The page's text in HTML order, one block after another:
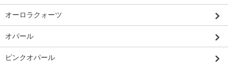
オーロラクォーツ
オパール
ピンクオパール